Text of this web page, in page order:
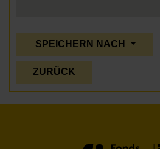
SPEICHERN NACH
ZURÜCK